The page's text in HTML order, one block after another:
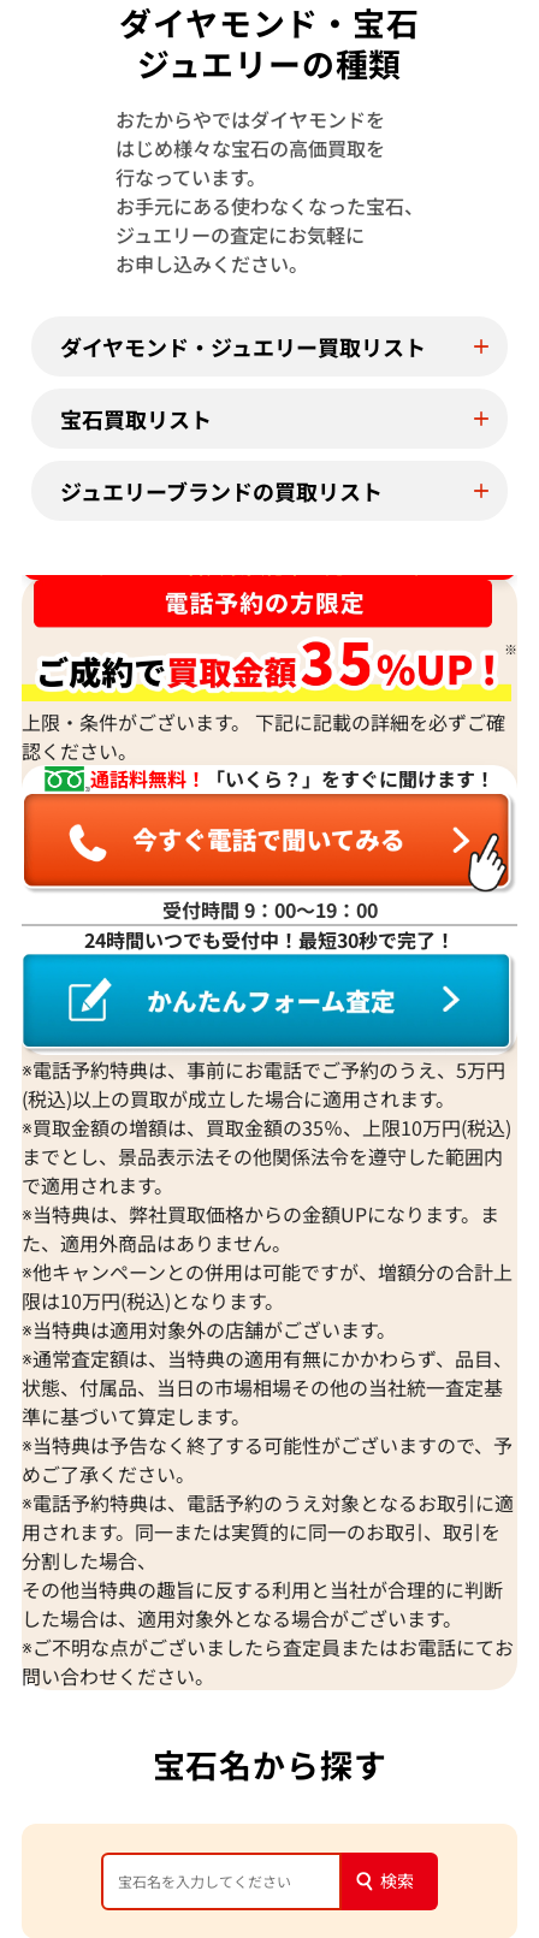
Pt･Pm900 トルマリン・ダイヤモンド
1.13・D0.08ct
参考買取価格
2026年7月11日時点
参考買取価格
ダイヤモンド・宝石
ジュエリーの種類
おたからやではダイヤモンドを
はじめ様々な宝石の高価買取を
行なっています。
お手元にある使わなくなった宝石、
ジュエリーの査定にお気軽に
お申し込みください。
ダイヤモンド・ジュエリー買取リスト
宝石買取リスト
ジュエリーブランドの買取リスト
上限・条件がございます。 下記に記載の詳細を必ずご確
認ください。
通話料無料！
「いくら？」をすぐに聞けます！
受付時間 9：00〜19：00
24時間いつでも受付中！最短30秒で完了！
※電話予約特典は、事前にお電話でご予約のうえ、5万円
(税込)以上の買取が成立した場合に適用されます。
※買取金額の増額は、買取金額の35％、上限10万円(税込)
までとし、景品表示法その他関係法令を遵守した範囲内
で適用されます。
※当特典は、弊社買取価格からの金額UPになります。ま
た、適用外商品はありません。
※他キャンペーンとの併用は可能ですが、増額分の合計上
限は10万円(税込)となります。
※当特典は適用対象外の店舗がございます。
※通常査定額は、当特典の適用有無にかかわらず、品目、
状態、付属品、当日の市場相場その他の当社統一査定基
準に基づいて算定します。
※当特典は予告なく終了する可能性がございますので、予
めご了承ください。
※電話予約特典は、電話予約のうえ対象となるお取引に適
用されます。同一または実質的に同一のお取引、取引を
分割した場合、
その他当特典の趣旨に反する利用と当社が合理的に判断
した場合は、適用対象外となる場合がございます。
※ご不明な点がございましたら査定員またはお電話にてお
問い合わせください。
宝石名から探す
検索